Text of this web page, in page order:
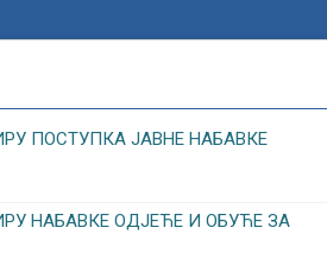
ПОСТУПКА ЈАВНЕ НАБАВКЕ
НАБАВКЕ ОДЈЕЋЕ И ОБУЋЕ ЗА